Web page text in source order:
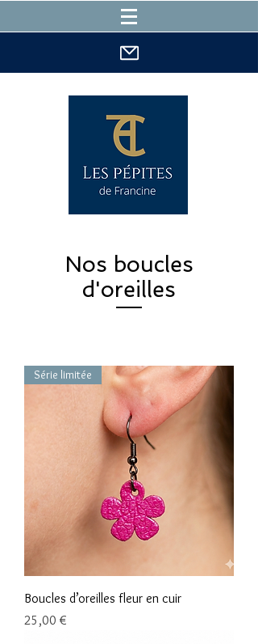
Nos boucles
d'oreilles
Série limitée
Boucles d’oreilles fleur en cuir
Prix
25,00 €